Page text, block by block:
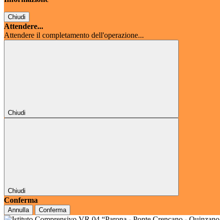
Chiudi
Attendere...
Attendere il completamento dell'operazione...
Chiudi
Chiudi
Conferma
Annulla Conferma